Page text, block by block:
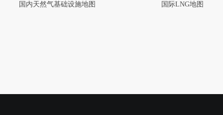
国内天然气基础设施地图 国际LNG地图